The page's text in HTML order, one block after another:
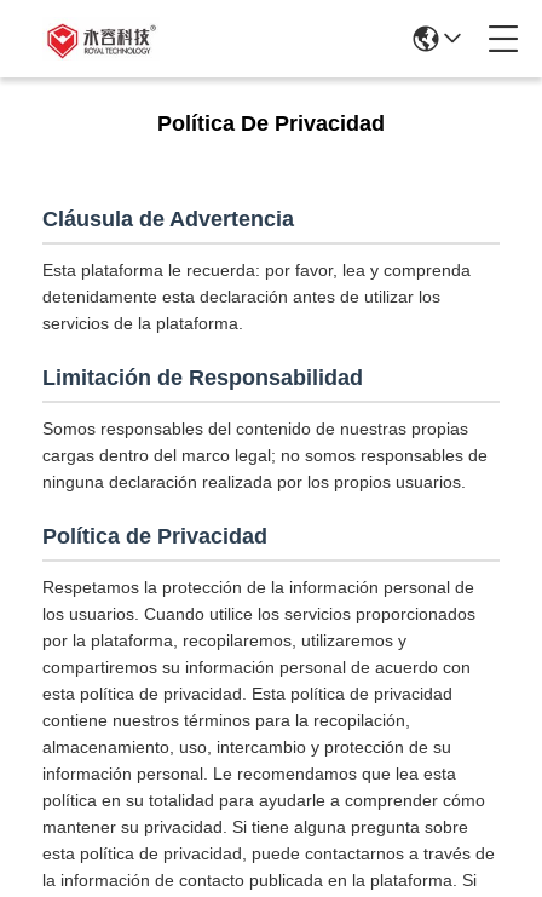
Política De Privacidad
Cláusula de Advertencia
Esta plataforma le recuerda: por favor, lea y comprenda
detenidamente esta declaración antes de utilizar los
servicios de la plataforma.
Limitación de Responsabilidad
Somos responsables del contenido de nuestras propias
cargas dentro del marco legal; no somos responsables de
ninguna declaración realizada por los propios usuarios.
Política de Privacidad
Respetamos la protección de la información personal de
los usuarios. Cuando utilice los servicios proporcionados
por la plataforma, recopilaremos, utilizaremos y
compartiremos su información personal de acuerdo con
esta política de privacidad. Esta política de privacidad
contiene nuestros términos para la recopilación,
almacenamiento, uso, intercambio y protección de su
información personal. Le recomendamos que lea esta
política en su totalidad para ayudarle a comprender cómo
mantener su privacidad. Si tiene alguna pregunta sobre
esta política de privacidad, puede contactarnos a través de
la información de contacto publicada en la plataforma. Si